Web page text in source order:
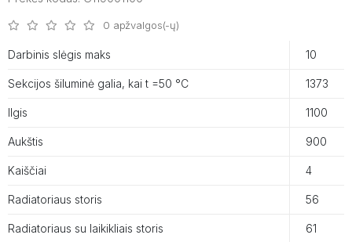
0 apžvalgos(-ų)
Darbinis slėgis maks 10
Sekcijos šiluminė galia, kai t =50 °C 1373
Ilgis 1100
Aukštis 900
Kaiščiai 4
Radiatoriaus storis 56
Radiatoriaus su laikikliais storis 61